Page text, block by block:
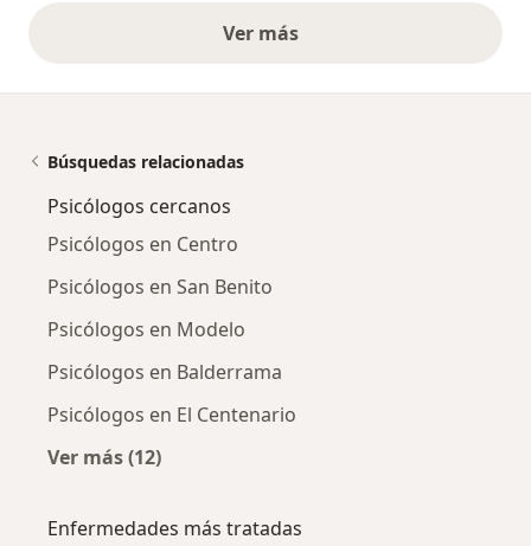
Ver másopiniones anteriores
Búsquedas relacionadas
Psicólogos cercanos
Psicólogos en Centro
Psicólogos en San Benito
Psicólogos en Modelo
Psicólogos en Balderrama
Psicólogos en El Centenario
Ver más (12)
Enfermedades más tratadas